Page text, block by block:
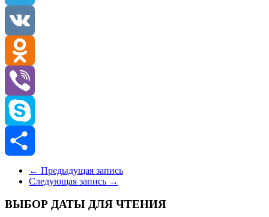
Telegram
VK
Odnoklassniki
Viber
Skype
Отправить
← Предыдущая запись
Следующая запись →
ВЫБОР ДАТЫ ДЛЯ ЧТЕНИЯ